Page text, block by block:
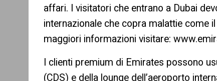
affari. I visitatori che entrano a Dubai
internazionale che copra malattie come
maggiori informazioni visitare:
I clienti premium di Emirates possono
(CDS) e della lounge dell’aeroporto